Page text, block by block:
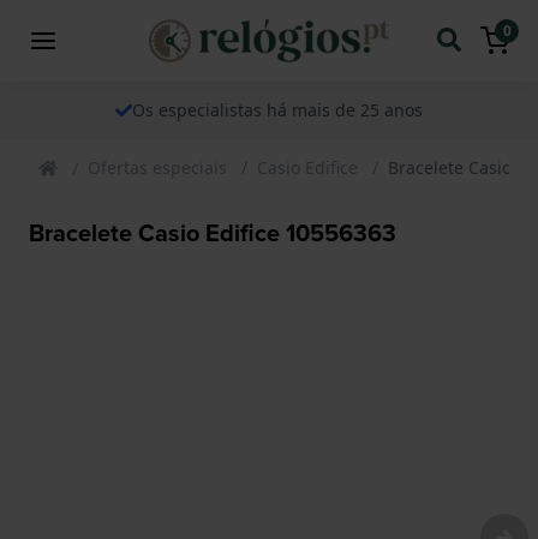
0
Os especialistas há mais de 25 anos
Ofertas especiais Casio Edifice Bracelete Casio
Bracelete Casio Edifice 10556363